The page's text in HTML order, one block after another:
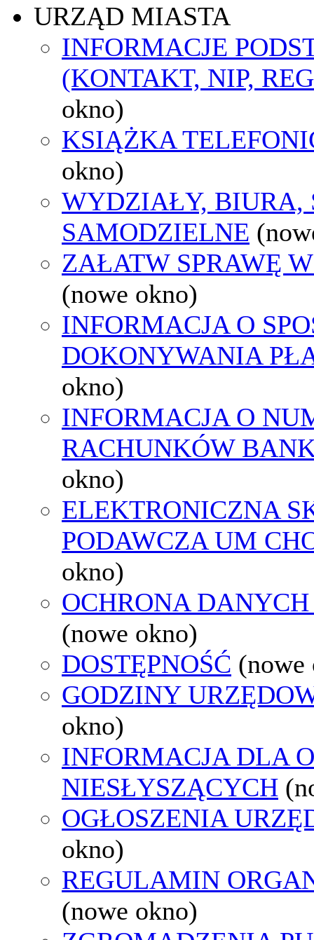
URZĄD MIASTA
INFORMACJE
(KONTAKT, NIP,
okno)
KSIĄŻKA
okno)
WYDZIAŁY, BIURA,
SAMODZIELNE
ZAŁATW SPRAWĘ
(nowe okno)
INFORMACJA O
DOKONYWANIA
okno)
INFORMACJA O
RACHUNKÓW
okno)
ELEKTRONICZNA
PODAWCZA UM
okno)
OCHRONA
(nowe okno)
DOSTĘPNOŚĆ (nowe
GODZINY
okno)
INFORMACJA DLA
NIESŁYSZĄCYCH
OGŁOSZENIA
okno)
REGULAMIN
(nowe okno)